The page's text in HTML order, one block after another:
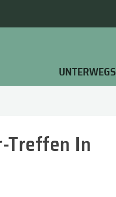
UNTERWEGS
Treffen In